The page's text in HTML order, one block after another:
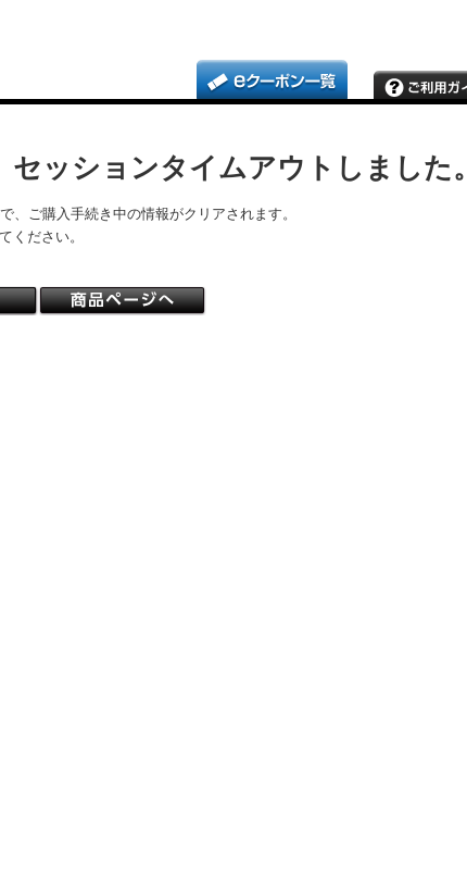
ッションタイムアウトしました。
、ご購入手続き中の情報がクリアされます。
ください。